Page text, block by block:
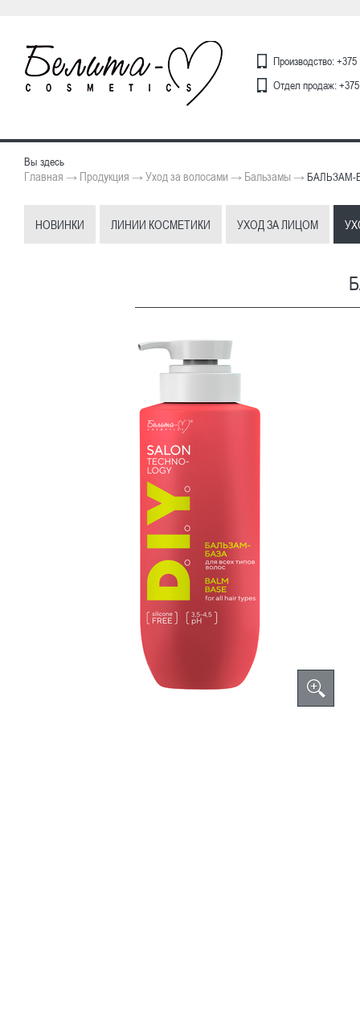
Производство:
Отдел продаж:
Вы здесь
Главная → Продукция →Уход за волосами → Бальзамы → БАЛЬЗАМ-
НОВИНКИ ЛИНИИ КОСМЕТИКИ УХОД ЗА ЛИЦОМ